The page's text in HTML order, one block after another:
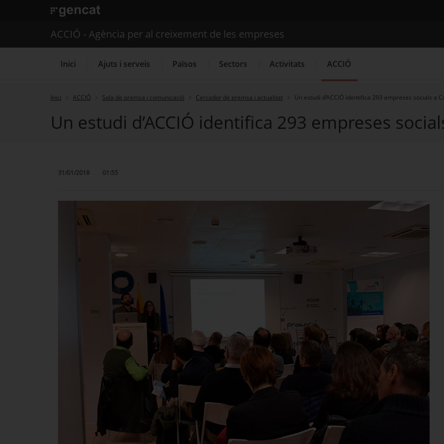
. Obre en una nova finestra.
Cercador
Serveis d'internacionalització Serveis d'innovació Convocatòries d'ajuts obertes
ACCIÓ - Agència per al creixement de les empreses
Inici Ajuts i serveis Països Sectors Activitats ACCIÓ
Inici ACCIÓ Sala de premsa i comunicació Cercador de premsa i actualitat Un estudi d’ACCIÓ identifica 293 empreses socials a
Un estudi d’ACCIÓ identifica 293 empreses
31/01/2018 01:55